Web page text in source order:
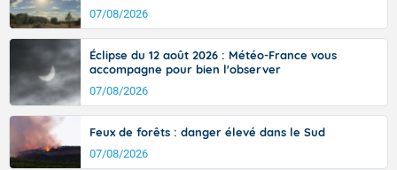
07/08/2026
Éclipse du 12 août 2026 : Météo-France vous
accompagne pour bien l'observer
07/08/2026
Feux de forêts : danger élevé dans le Sud
07/08/2026